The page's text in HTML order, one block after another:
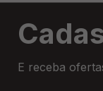
E receba